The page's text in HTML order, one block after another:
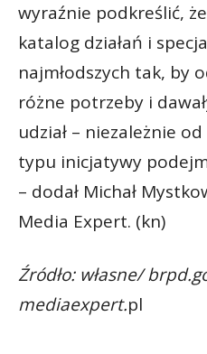
wyraźnie podkreślić,
katalog działań i
najmłodszych tak, by
różne potrzeby i
udział – niezależnie
typu inicjatywy
– dodał Michał
Media Expert. (kn)
Źródło: własne/
mediaexpert.pl